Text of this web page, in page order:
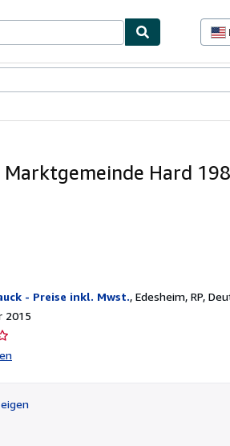
Marktgemeinde Hard
- Preise inkl. Mwst., Edesheim, RP,
2015